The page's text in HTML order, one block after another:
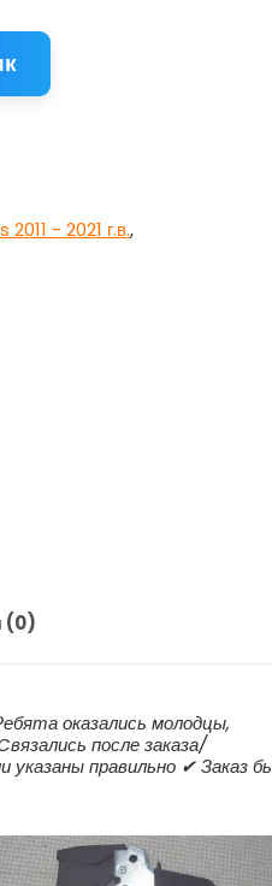
2011 - 2021 г.в.,
(0)
оказались молодцы,
после заказа/
указаны правильно ✔ Заказ